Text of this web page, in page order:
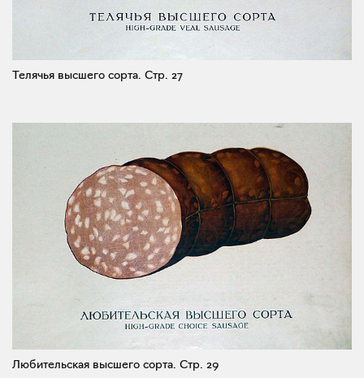
Телячья высшего сорта. Стр. 27
Любительская высшего сорта. Стр. 29